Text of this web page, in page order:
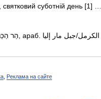
суботній день [1]
Реклама на сайте